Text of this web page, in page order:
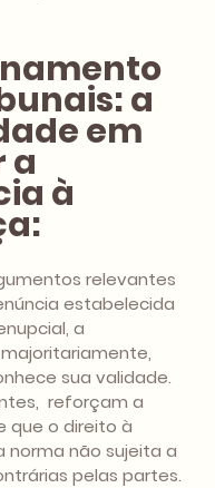
a
em
a
à
relevantes
estabelecida
a
sua validade.
reforçam a
que o direito à
norma não sujeita a
pelas partes.